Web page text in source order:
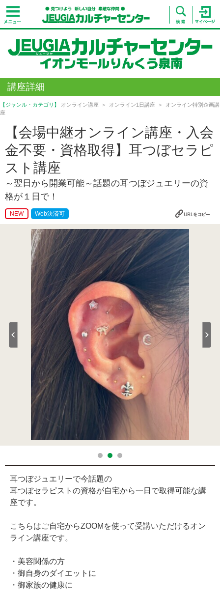
講座詳細
【ジャンル・カテゴリ】 オンライン講座 オンライン1日講座
オンライン特別企画講
座
【会場中継オンライン講座・入会
金不要・資格取得】耳つぼセラピ
スト講座
～翌日から開業可能～話題の耳つぼジュエリーの資
格が１日で！
NEW Web決済可
耳つぼジュエリーで今話題の
耳つぼセラピストの資格が自宅から一日で取得可能な講
座です。
こちらはご自宅からZOOMを使って受講いただけるオン
ライン講座です。
・美容関係の方
・御自身のダイエットに
・御家族の健康に